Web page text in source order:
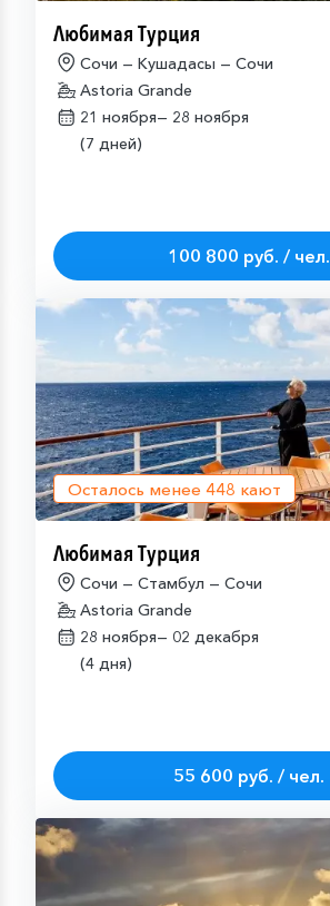
Любимая Турция
Сочи — Кушадасы — Сочи
Astoria Grande
21 ноября— 28 ноября
(7 дней)
100 800 руб. / чел.
Осталось менее 448 кают
Любимая Турция
Сочи — Стамбул — Сочи
Astoria Grande
28 ноября— 02 декабря
(4 дня)
55 600 руб. / чел.